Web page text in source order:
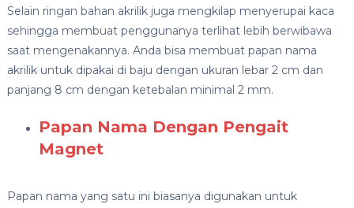
Selain ringan bahan akrilik juga mengkilap menyerupai kaca
sehingga membuat penggunanya terlihat lebih berwibawa
saat mengenakannya. Anda bisa membuat papan nama
akrilik untuk dipakai di baju dengan ukuran lebar 2 cm dan
panjang 8 cm dengan ketebalan minimal 2 mm.
Papan Nama Dengan Pengait
Magnet
Papan nama yang satu ini biasanya digunakan untuk